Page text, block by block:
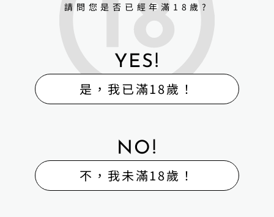
請問您是否已經年滿18歲?
YES!
是，我已滿18歲！
NO!
不，我未滿18歲！